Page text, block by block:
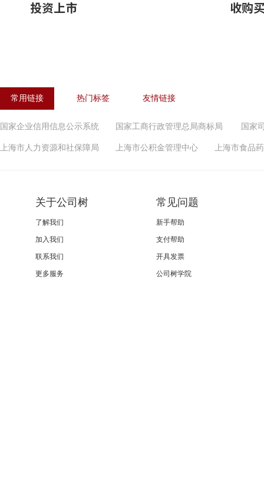
常用链接 热门标签 友情链接
国家企业信用信息公示系统 国家工商行政管理总局商标局 国家
上海市人力资源和社保障局 上海市公积金管理中心 上海市食品
关于公司树
了解我们
加入我们
联系我们
更多服务
常见问题
新手帮助
支付帮助
开具发票
公司树学院